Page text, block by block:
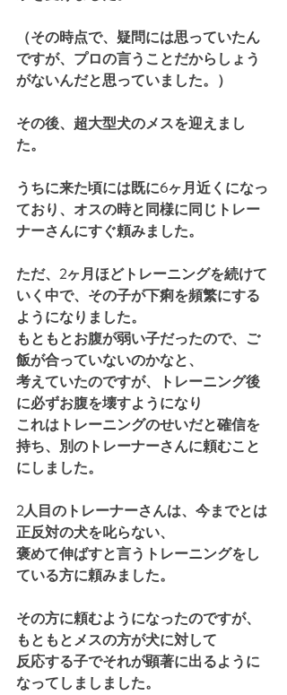
（その時点で、疑問には思っていたん
ですが、プロの言うことだからしょう
がないんだと思っていました。）
その後、超大型犬のメスを迎えまし
た。
うちに来た頃には既に6ヶ月近くになっ
ており、オスの時と同様に同じトレー
ナーさんにすぐ頼みました。
ただ、2ヶ月ほどトレーニングを続けて
いく中で、その子が下痢を頻繁にする
ようになりました。
もともとお腹が弱い子だったので、ご
飯が合っていないのかなと、
考えていたのですが、トレーニング後
に必ずお腹を壊すようになり
これはトレーニングのせいだと確信を
持ち、別のトレーナーさんに頼むこと
にしました。
2人目のトレーナーさんは、今までとは
正反対の犬を叱らない、
褒めて伸ばすと言うトレーニングをし
ている方に頼みました。
その方に頼むようになったのですが、
もともとメスの方が犬に対して
反応する子でそれが顕著に出るように
なってしましました。